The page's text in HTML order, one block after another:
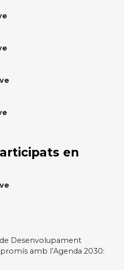
en
Desenvolupament
amb l’Agenda 2030: